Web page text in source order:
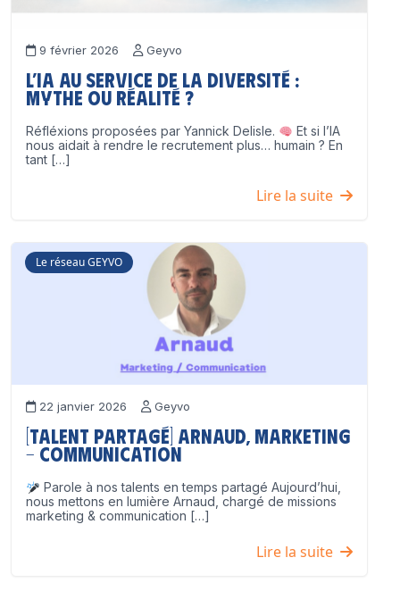
9 février 2026 Geyvo
L’IA au service de la diversité :
mythe ou réalité ?
Réfléxions proposées par Yannick Delisle.
Et si l’IA
nous aidait à rendre le recrutement plus… humain ? En
tant […]
Lire la suite
Le réseau GEYVO
22 janvier 2026 Geyvo
[Talent partagé] Arnaud, Marketing
– Communication
Parole à nos talents en temps partagé Aujourd’hui,
nous mettons en lumière Arnaud, chargé de missions
marketing & communication […]
Lire la suite